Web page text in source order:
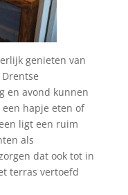
genieten van
en avond kunnen
hapje eten of
ligt een ruim
als
dat ook tot in
terras vertoefd